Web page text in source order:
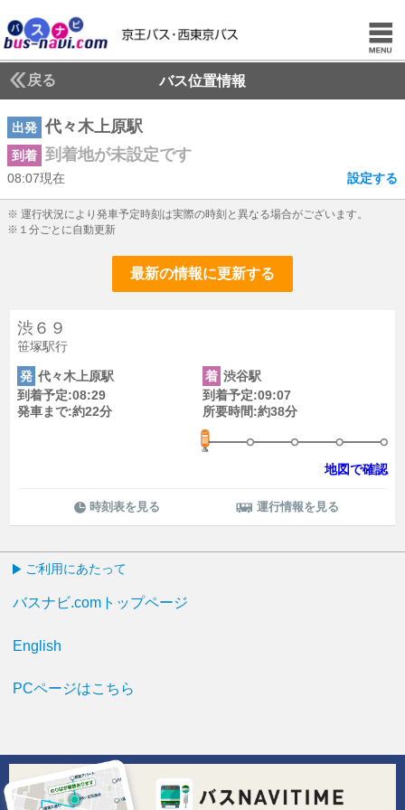
戻る バス位置情報
出発 代々木上原駅
到着 到着地が未設定です
設定する
08:07現在
※ 運行状況により発車予定時刻は実際の時刻と異なる場合がございます。
※１分ごとに自動更新
最新の情報に更新する
渋６９
笹塚駅行
発 代々木上原駅
到着予定:08:29
発車まで:約22分
着 渋谷駅
到着予定:09:07
所要時間:約38分
地図で確認
時刻表を見る 運行情報を見る
ご利用にあたって
バスナビ.comトップページ
English
PCページはこちら